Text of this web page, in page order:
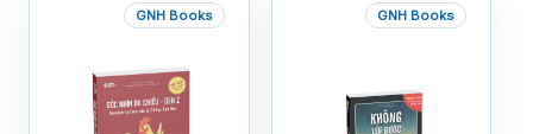
GNH Books GNH Books